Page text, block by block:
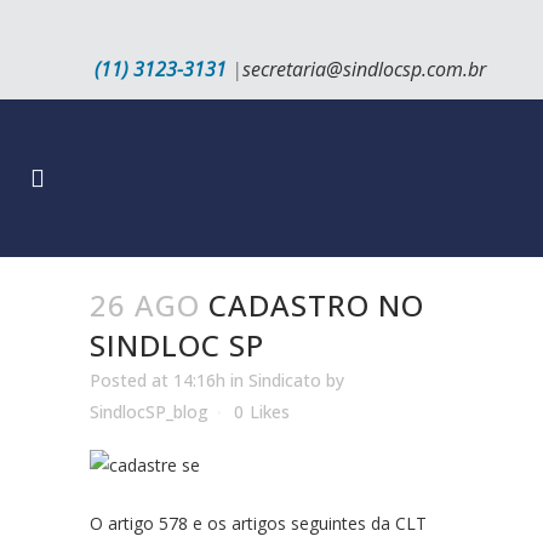
(11) 3123-3131 |secretaria@sindlocsp.com.br
26 AGO CADASTRO NO
SINDLOC SP
Posted at 14:16h in Sindicato by
SindlocSP_blog
0 Likes
O artigo 578 e os artigos seguintes da CLT